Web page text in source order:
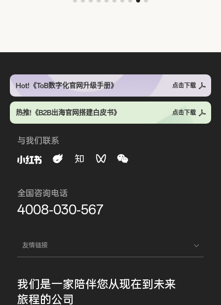
Hot!《ToB数字化官网升级手册》 点击下载
热推!《B2B出海官网搭建白皮书》 点击下载
与我们联系
全国咨询电话
4008-030-567
友情链接
我们是一家陪伴您从现在到未来
旅程的公司